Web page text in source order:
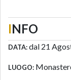
INFO
DATA:dal 21
LUOGO: